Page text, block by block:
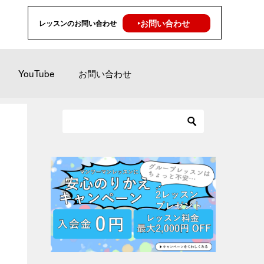
レッスンのお問い合わせ ‣お問い合わせ
YouTube お問い合わせ